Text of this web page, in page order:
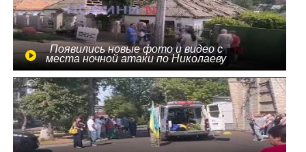
Появились новые фото и видео с
места ночной атаки по Николаеву